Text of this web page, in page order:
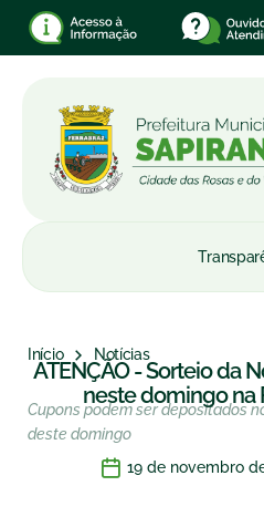
Início Notícias
ATENÇÃO - Sorteio da
neste domingo na
Cupons podem ser depositados
deste domingo
19 de novembro